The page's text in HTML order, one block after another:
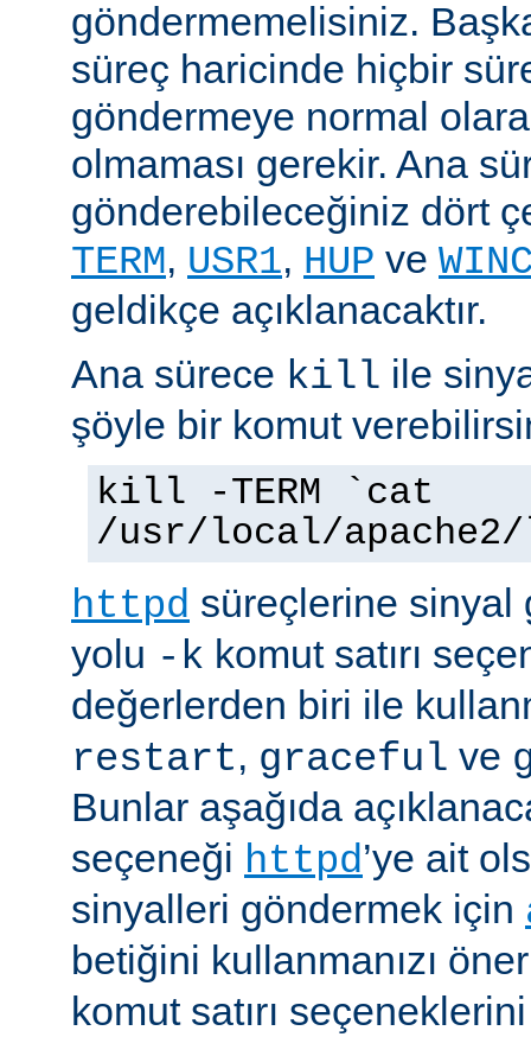
göndermemelisiniz.
süreç haricinde hiçbir
göndermeye normal
olmaması gerekir. Ana
gönderebileceğiniz dört
TERM, USR1, HUP ve
geldikçe açıklanacaktır.
Ana sürece kill ile
şöyle bir komut
kill -TERM `cat
/usr/local/
httpd süreçlerine sinyal
yolu -k komut satırı
değerlerden biri ile
restart, graceful ve
Bunlar aşağıda
seçeneği httpd’ye ait
sinyalleri göndermek için
betiğini kullanmanızı
komut satırı